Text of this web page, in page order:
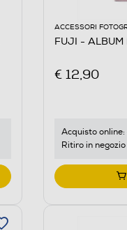
ACCESSORI
FUJI - ALBUM
€ 12,90
Acquisto online:
Ritiro in